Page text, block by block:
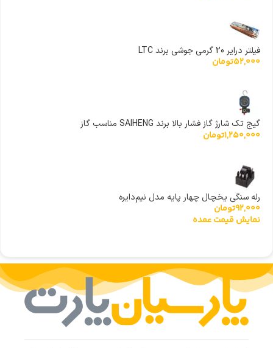
فیلتر درایر 20 گرمی جوشی برند LTC
52,000تومان
گیج تک شارژ گاز فشار بالا برند SAIHENG مناسب گاز
R22,R410,R32,R134
1,250,000تومان
رله سنگی یخچال چهار پایه مدل نیم‌دایره
92,000تومان
نمایش قیمت عمده